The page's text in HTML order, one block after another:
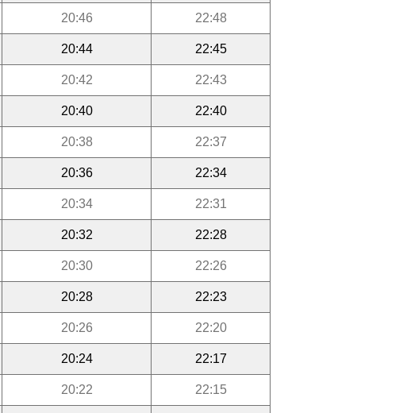
20:46 22:48
20:44 22:45
20:42 22:43
20:40 22:40
20:38 22:37
20:36 22:34
20:34 22:31
20:32 22:28
20:30 22:26
20:28 22:23
20:26 22:20
20:24 22:17
20:22 22:15